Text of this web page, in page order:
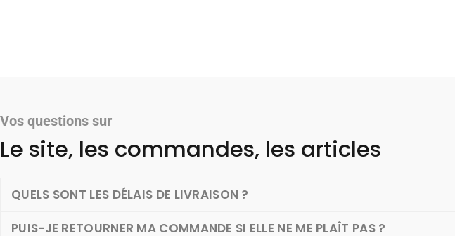
Vos questions sur
Le site, les commandes, les articles
QUELS SONT LES DÉLAIS DE LIVRAISON ?
PUIS-JE RETOURNER MA COMMANDE SI ELLE NE ME PLAÎT PAS ?